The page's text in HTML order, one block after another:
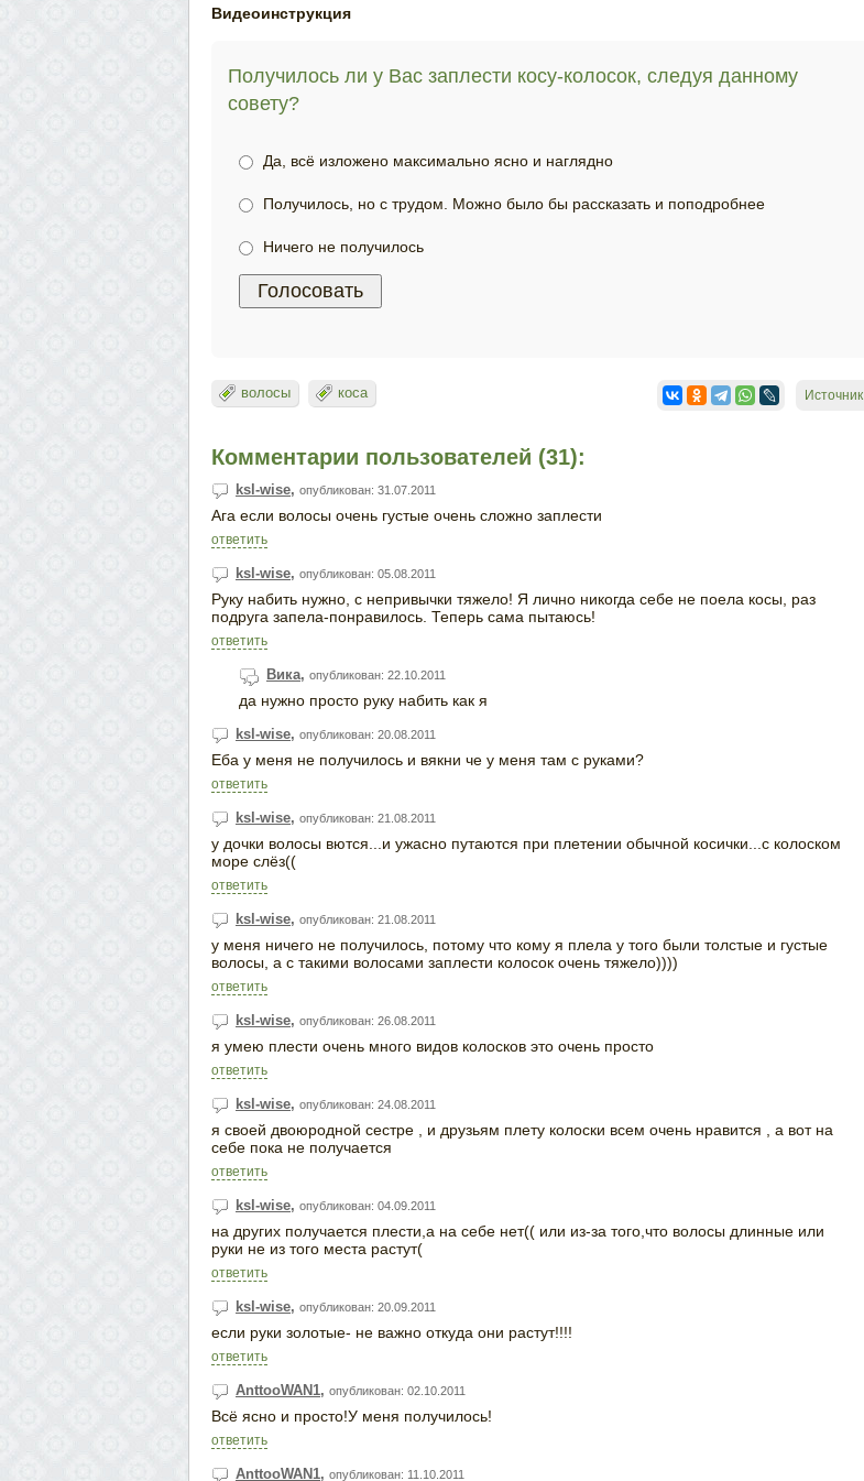
Видеоинструкция
Получилось ли у Вас заплести косу-колосок, следуя данному
совету?
Да, всё изложено максимально ясно и наглядно
Получилось, но с трудом. Можно было бы рассказать и поподробнее
Ничего не получилось
Источник
волосы коса
Комментарии пользователей (31):
ksl-wise, опубликован: 31.07.2011
Ага если волосы очень густые очень сложно заплести
ответить
ksl-wise, опубликован: 05.08.2011
Руку набить нужно, с непривычки тяжело! Я лично никогда себе не поела косы, раз
подруга запела-понравилось. Теперь сама пытаюсь!
ответить
Вика, опубликован: 22.10.2011
да нужно просто руку набить как я
ksl-wise, опубликован: 20.08.2011
Еба у меня не получилось и вякни че у меня там с руками?
ответить
ksl-wise, опубликован: 21.08.2011
у дочки волосы вются...и ужасно путаются при плетении обычной косички...с колоском
море слёз((
ответить
ksl-wise, опубликован: 21.08.2011
у меня ничего не получилось, потому что кому я плела у того были толстые и густые
волосы, а с такими волосами заплести колосок очень тяжело))))
ответить
ksl-wise, опубликован: 26.08.2011
я умею плести очень много видов колосков это очень просто
ответить
ksl-wise, опубликован: 24.08.2011
я своей двоюродной сестре , и друзьям плету колоски всем очень нравится , а вот на
себе пока не получается
ответить
ksl-wise, опубликован: 04.09.2011
на других получается плести,а на себе нет(( или из-за того,что волосы длинные или
руки не из того места растут(
ответить
ksl-wise, опубликован: 20.09.2011
если руки золотые- не важно откуда они растут!!!!
ответить
AnttooWAN1, опубликован: 02.10.2011
Всё ясно и просто!У меня получилось!
ответить
AnttooWAN1, опубликован: 11.10.2011